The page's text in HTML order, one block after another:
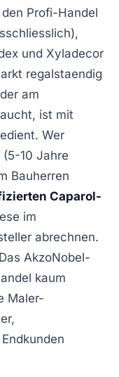
Profi-Handel
und Xyladecor
regalstaendig
am
ist mit
Wer
10 Jahre
Bauherren
Caparol-
im
abrechnen.
AkzoNobel-
kaum
Maler-